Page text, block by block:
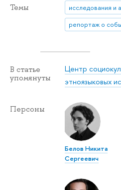
Темы
исследования и
репортаж о
В статье
упомянуты
Центр
этноязыковых
Персоны
Белов Никита
Сергеевич